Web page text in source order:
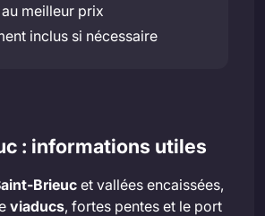
meilleur prix
inclus si nécessaire
: informations utiles
Brieuc et vallées encaissées,
viaducs, fortes pentes et le port